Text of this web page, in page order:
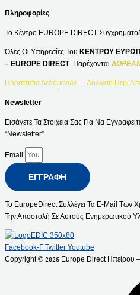
Πληροφορίες
Το Κέντρο EUROPE DIRECT
Όλες Οι Υπηρεσίες Του ΚΕΝΤΡΟΥ
– EUROPE DIRECT Παρέχονται
Προστασία Δεδομένων — Δήλωση Περί
Newsletter
Εισάγετε Τα Στοιχεία Σας Για Να
“Newsletter”
Email
ΕΓΓΡΑΦΉ
Το EuropeDirect Συλλέγει Τα E-Mail Των
Την Αποστολή Σε Αυτούς Ενημερωτικού
Facebook-F Twitter Youtube
Copyright © 2026 Europe Direct Ηπείρου